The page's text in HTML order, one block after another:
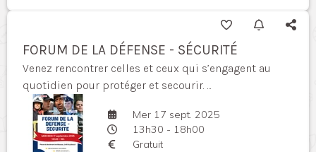
FORUM DE LA DÉFENSE - SÉCURITÉ
Venez rencontrer celles et ceux qui s’engagent au
quotidien pour protéger et secourir. ...
Mer 17 sept. 2025
13h30 - 18h00
Gratuit